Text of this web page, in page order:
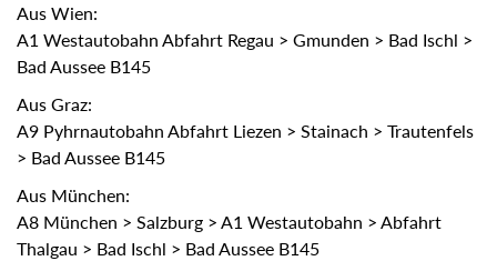
Aus Wien:
A1 Westautobahn Abfahrt Regau > Gmunden > Bad Ischl >
Bad Aussee B145
Aus Graz:
A9 Pyhrnautobahn Abfahrt Liezen > Stainach > Trautenfels
> Bad Aussee B145
Aus München:
A8 München > Salzburg > A1 Westautobahn > Abfahrt
Thalgau > Bad Ischl > Bad Aussee B145